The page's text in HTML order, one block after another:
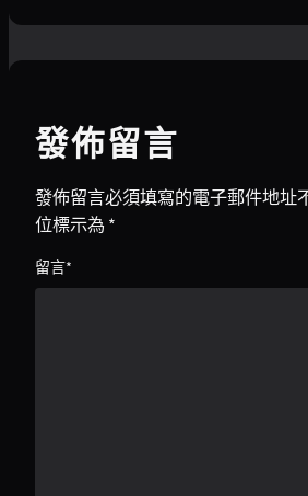
發佈留言
發佈留言必須填寫的電子郵件地址
位標示為 *
留言*